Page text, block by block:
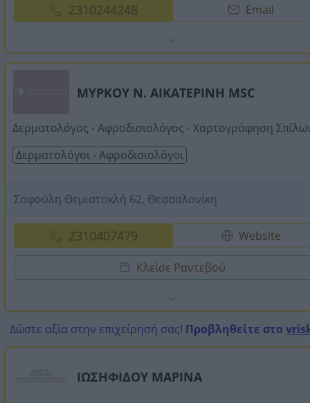
2310244248 Email
ΜΥΡΚΟΥ Ν. ΑΙΚΑΤΕΡΙΝΗ MSC
Δερματολόγος - Αφροδισιολόγος - Χαρτογράφηση
Δερματολόγοι - Αφροδισιολόγοι
Σοφούλη Θεμιστοκλή 62, Θεσσαλονίκη
2310407479 Website
Κλείσε Ραντεβού
Δώστε αξία στην επιχείρησή σας! Προβληθείτε στο
ΙΩΣΗΦΙΔΟΥ ΜΑΡΙΝΑ